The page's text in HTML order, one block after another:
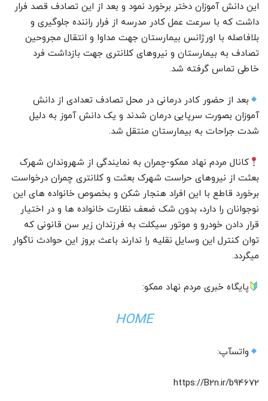
این دانش آموزان دختر برخورد نمود و بعد از این تصادف قصد فرار
داشت که با سرعت عمل کادر مدرسه از فرار راننده جلوگیری و
بلافاصله با اورژانس بیمارستان جهت مداوا و انتقال مجروحین
تصادف به بیمارستان و نیروهای کلانتری جهت بازداشت فرد
خاطی تماس گرفته شد.
بعد از حضور کادر درمانی در محل تصادف تعدادی از دانش
آموزان بصورت سرپایی درمان شدند و یک دانش آموز به دلیل
شدت جراحات به بیمارستان منتقل شد.
کانال مردم نهاد ممکو-چمران به نمایندگی از شهروندان شهرک
بعثت از نیروهای حراست شهرک بعثت و کلانتری چمران درخواست
برخورد قاطع با این افراد هنجار شکن و بخصوص خانواده های این
نوجوانان را دارد، بدون شک ضعف نظارت خانواده ها و در اختیار
قرار دادن خودرو و موتور سیکلت به فرزندان زیر سن قانونی که
توان کنترل این وسایل نقلیه را ندارند باعث بروز این حوادث ناگوار
میگردد.
پایگاه خبری مردم نهاد ممکو:
HOME
واتسآپ:
https://B2n.ir/b94672